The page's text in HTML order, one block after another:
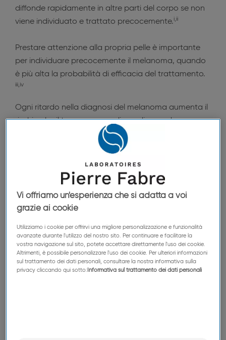
diffonde rapidamente in altre parti del corpo se non
viene individuato e trattato precocemente.i,ii
Prestare attenzione alla propria pelle è importante
per individuare precocemente il melanoma, quando
è più alta la probabilità di efficacia del trattamento.
iii,iv
Ogni ritardo nella diagnosi del melanoma aumenta il
rischio che il tumore progredisca, divenendo sempre
Tutti possono manifestare il melanoma, ma è più
comunemente segnalato tra le popolazioni con la
pelle chiara, condizione in parte attribuibile a una
minore fotoprotezione dovuta alla riduzione della
melanina.
Riconoscere i segni e i sintomi del melanoma è
importante per la diagnosi precoce e per migliorare i
risultati del trattamento.vii
Il tumore della pelle può svilupparsi in qualsiasi parte
Vi offriamo un'esperienza che si adatta a voi
grazie ai cookie
Utilizziamo i cookie per offrirvi una migliore personalizzazione e funzionalità
avanzate durante l'utilizzo del nostro sito. Per continuare e facilitare la
vostra navigazione sul sito, potete accettare direttamente l'uso dei cookie.
Altrimenti, è possibile personalizzare l'uso dei cookie. Per ulteriori informazioni
sul trattamento dei dati personali, consultare la nostra informativa sulla
privacy cliccando qui sotto: Informativa sul trattamento dei dati personali